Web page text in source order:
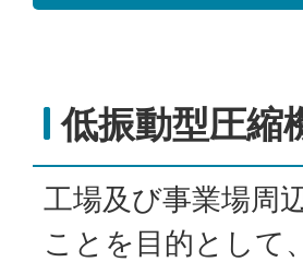
低振動型圧縮
工場及び事業場周
ことを目的として